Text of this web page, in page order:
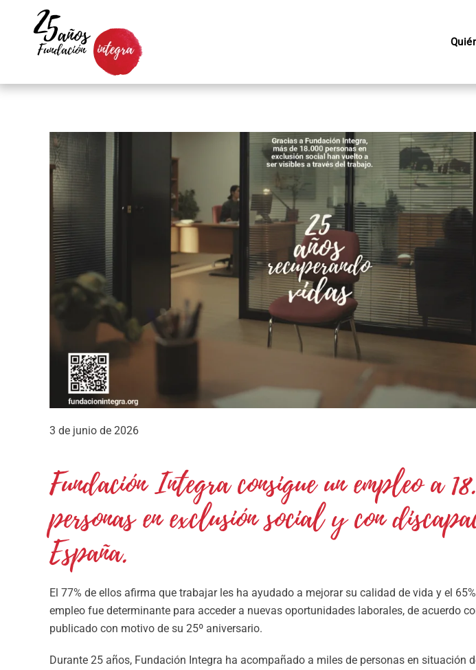
Skip to main content
3 de junio de 2026
Fundación Integra consigue un empleo a
personas en exclusión social y con
España.
El 77% de ellos afirma que trabajar les ha ayudado a mejorar su calidad de vida y el
empleo fue determinante para acceder a nuevas oportunidades laborales, de acuerdo
publicado con motivo de su 25º aniversario.
Durante 25 años, Fundación Integra ha acompañado a miles de personas en situación